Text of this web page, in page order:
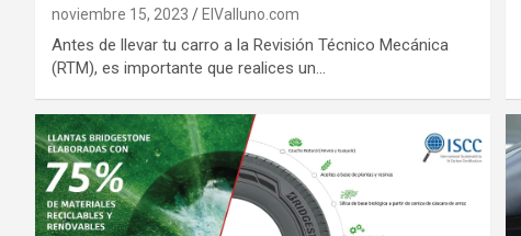
noviembre 15, 2023 ElValluno.com
Antes de llevar tu carro a la Revisión Técnico Mecánica
(RTM), es importante que realices un…